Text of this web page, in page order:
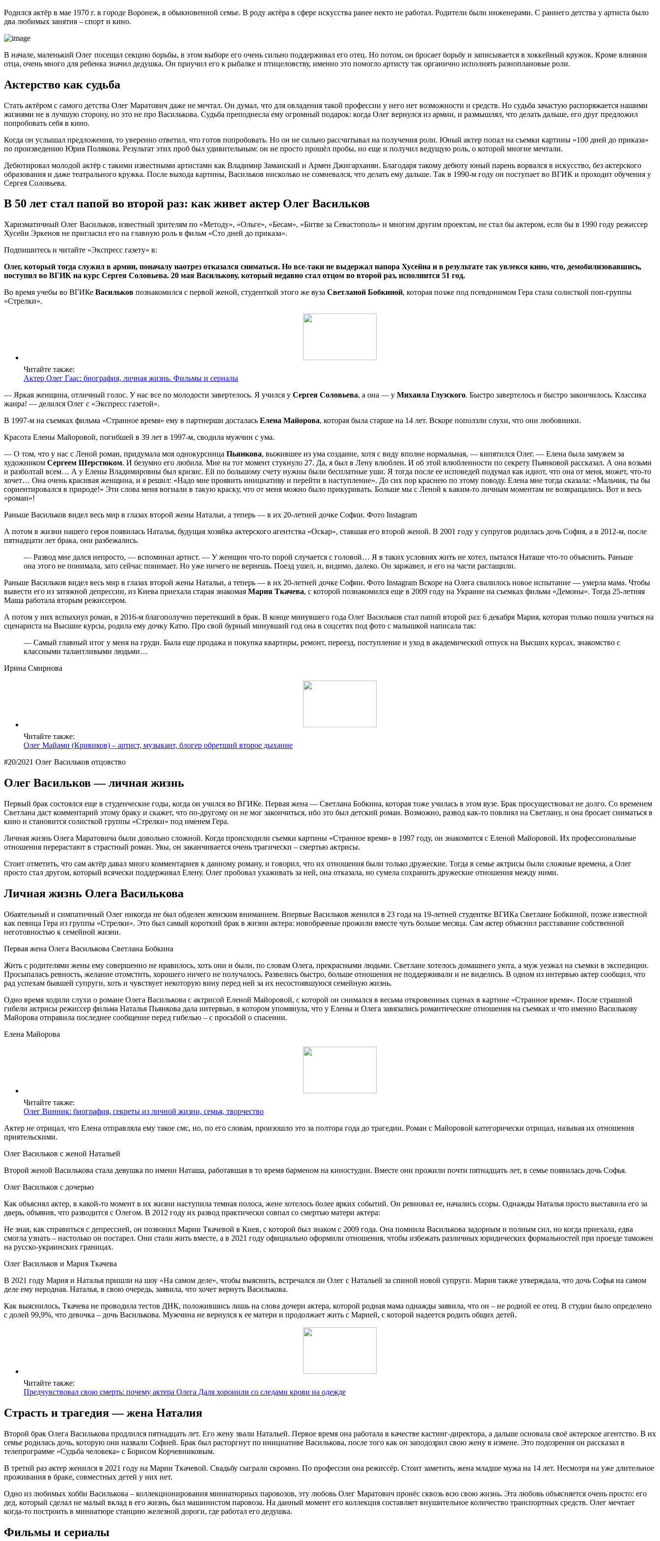
Родился актёр в мае 1970 г. в городе Воронеж, в обыкновенной семье. В роду актёра в сфере искусства ранее некто не работал. Родители были инженерами. С раннего детства у артиста было
два любимых занятия – спорт и кино.
В начале, маленький Олег посещал секцию борьбы, в этом выборе его очень сильно поддерживал его отец. Но потом, он бросает борьбу и записывается в хоккейный кружок. Кроме влияния
отца, очень много для ребенка значил дедушка. Он приучил его к рыбалке и птицеловству, именно это помогло артисту так органично исполнять разноплановые роли.
Актерство как судьба
Стать актёром с самого детства Олег Маратович даже не мечтал. Он думал, что для овладения такой профессии у него нет возможности и средств. Но судьба зачастую распоряжается нашими
жизнями не в лучшую сторону, но это не про Василькова. Судьба преподнесла ему огромный подарок: когда Олег вернулся из армии, и размышлял, что делать дальше, его друг предложил
попробовать себя в кино.
Когда он услышал предложения, то уверенно ответил, что готов попробовать. Но он не сильно рассчитывал на получения роли. Юный актер попал на съемки картины «100 дней до приказа»
по произведению Юрия Полякова. Результат этих проб был удивительным: он не просто прошёл пробы, но еще и получил ведущую роль, о которой многие мечтали.
Дебютировал молодой актёр с такими известными артистами как Владимир Заманский и Армен Джигарханян. Благодаря такому дебюту юный парень ворвался в искусство, без актерского
образования и даже театрального кружка. После выхода картины, Васильков нисколько не сомневался, что делать ему дальше. Так в 1990-м году он поступает во ВГИК и проходит обучения у
Сергея Соловьева.
В 50 лет стал папой во второй раз: как живет актер Олег Васильков
Харизматичный Олег Васильков, известный зрителям по «Методу», «Ольге», «Бесам», «Битве за Севастополь» и многим другим проектам, не стал бы актером, если бы в 1990 году режиссер
Хусейн Эркенов не пригласил его на главную роль в фильм «Сто дней до приказа».
Подпишитесь и читайте «Экспресс газету» в:
Олег, который тогда служил в армии, поначалу наотрез отказался сниматься. Но все-таки не выдержал напора Хусейна и в результате так увлекся кино, что, демобилизовавшись,
поступил во ВГИК на курс Сергея Соловьева. 20 мая Василькову, который недавно стал отцом во второй раз, исполнится 51 год.
Во время учебы во ВГИКе Васильков познакомился с первой женой, студенткой этого же вуза Светланой Бобкиной, которая позже под псевдонимом Гера стала солисткой поп-группы
«Стрелки».
Читайте также:
Актер Олег Гаас: биография, личная жизнь. Фильмы и сериалы
— Яркая женщина, отличный голос. У нас все по молодости завертелось. Я учился у Сергея Соловьева, а она — у Михаила Глузского. Быстро завертелось и быстро закончилось. Классика
жанра! — делился Олег с «Экспресс газетой».
В 1997-м на съемках фильма «Странное время» ему в партнерши досталась Елена Майорова, которая была старше на 14 лет. Вскоре поползли слухи, что они любовники.
Красота Елены Майоровой, погибшей в 39 лет в 1997-м, сводила мужчин с ума.
— О том, что у нас с Леной роман, придумала моя однокурсница Пьянкова, выжившее из ума создание, хотя с виду вполне нормальная, — кипятился Олег. — Елена была замужем за
художником Сергеем Шерстюком. И безумно его любила. Мне на тот момент стукнуло 27. Да, я был в Лену влюблен. И об этой влюбленности по секрету Пьянковой рассказал. А она возьми
и разболтай всем… А у Елены Владимировны был кризис. Ей по большому счету нужны были бесплатные уши. Я тогда после ее исповедей подумал как идиот, что она от меня, может, что-то
хочет… Она очень красивая женщина, и я решил: «Надо мне проявить инициативу и перейти в наступление». До сих пор краснею по этому поводу. Елена мне тогда сказала: «Мальчик, ты бы
сориентировался в природе!» Эти слова меня вогнали в такую краску, что от меня можно было прикуривать. Больше мы с Леной к каким-то личным моментам не возвращались. Вот и весь
«роман»!
Раньше Васильков видел весь мир в глазах второй жены Натальи, а теперь — в их 20-летней дочке Софии. Фото Instagram
А потом в жизни нашего героя появилась Наталья, будущая хозяйка актерского агентства «Оскар», ставшая его второй женой. В 2001 году у супругов родилась дочь София, а в 2012-м, после
пятнадцати лет брака, они разбежались.
— Развод мне дался непросто, — вспоминал артист. — У женщин что-то порой случается с головой… Я в таких условиях жить не хотел, пытался Наташе что-то объяснить. Раньше
она этого не понимала, зато сейчас понимает. Но уже ничего не вернешь. Поезд ушел, и, видимо, далеко. Он заржавел, и его на части растащили.
Раньше Васильков видел весь мир в глазах второй жены Натальи, а теперь — в их 20-летней дочке Софии. Фото Instagram Вскоре на Олега свалилось новое испытание — умерла мама. Чтобы
вывести его из затяжной депрессии, из Киева приехала старая знакомая Мария Ткачева, с которой познакомился еще в 2009 году на Украине на съемках фильма «Демоны». Тогда 25-летняя
Маша работала вторым режиссером.
А потом у них вспыхнул роман, в 2016-м благополучно перетекший в брак. В конце минувшего года Олег Васильков стал папой второй раз: 6 декабря Мария, которая только пошла учиться на
сценариста на Высшие курсы, родила ему дочку Катю. Про свой бурный минувший год она в соцсетях под фото с малышкой написала так:
— Самый главный итог у меня на груди. Была еще продажа и покупка квартиры, ремонт, переезд, поступление и уход в академический отпуск на Высших курсах, знакомство с
классными талантливыми людьми…
Ирина Смирнова
Читайте также:
Олег Майами (Кривиков) – артист, музыкант, блогер обретший второе дыхание
#20/2021 Олег Васильков отцовство
Олег Васильков ― личная жизнь
Первый брак состоялся еще в студенческие годы, когда он учился во ВГИКе. Первая жена — Светлана Бобкина, которая тоже училась в этом вузе. Брак просуществовал не долго. Со временем
Светлана даст комментарий этому браку и скажет, что по-другому он не мог закончиться, ибо это был детский роман. Возможно, развод как-то повлиял на Светлану, и она бросает сниматься в
кино и становится солисткой группы «Стрелки» под именем Гера.
Личная жизнь Олега Маратовича были довольно сложной. Когда происходили съемки картины «Странное время» в 1997 году, он знакомится с Еленой Майоровой. Их профессиональные
отношения перерастают в страстный роман. Увы, он заканчивается очень трагически – смертью актрисы.
Стоит отметить, что сам актёр давал много комментариев к данному роману, и говорил, что их отношения были только дружеские. Тогда в семье актрисы были сложные времена, а Олег
просто стал другом, который всячески поддерживал Елену. Олег пробовал ухаживать за ней, она отказала, но сумела сохранить дружеские отношения между ними.
Личная жизнь Олега Василькова
Обаятельный и симпатичный Олег никогда не был обделен женским вниманием. Впервые Васильков женился в 23 года на 19-летней студентке ВГИКа Светлане Бобкиной, позже известной
как певица Гера из группы «Стрелки». Это был самый короткий брак в жизни актера: новобрачные прожили вместе чуть больше месяца. Сам актер объяснил расставание собственной
неготовностью к семейной жизни.
Первая жена Олега Василькова Светлана Бобкина
Жить с родителями жены ему совершенно не нравилось, хоть они и были, по словам Олега, прекрасными людьми. Светлане хотелось домашнего уюта, а муж уезжал на съемки в экспедиции.
Просыпалась ревность, желание отомстить, хорошего ничего не получалось. Развелись быстро, больше отношения не поддерживали и не виделись. В одном из интервью актер сообщил, что
рад успехам бывшей супруги, хоть и чувствует некоторую вину перед ней за их несостоявшуюся семейную жизнь.
Одно время ходили слухи о романе Олега Василькова с актрисой Еленой Майоровой, с которой он снимался в весьма откровенных сценах в картине «Странное время». После страшной
гибели актрисы режиссер фильма Наталья Пьянкова дала интервью, в котором упомянула, что у Елены и Олега завязались романтические отношения на съемках и что именно Василькову
Майорова отправила последнее сообщение перед гибелью – с просьбой о спасении.
Елена Майорова
Читайте также:
Олег Винник: биография, секреты из личной жизни, семья, творчество
Актер не отрицал, что Елена отправляла ему такое смс, но, по его словам, произошло это за полтора года до трагедии. Роман с Майоровой категорически отрицал, называя их отношения
приятельскими.
Олег Васильков с женой Натальей
Второй женой Василькова стала девушка по имени Наташа, работавшая в то время барменом на киностудии. Вместе они прожили почти пятнадцать лет, в семье появилась дочь Софья.
Олег Васильков с дочерью
Как объяснял актер, в какой-то момент в их жизни наступила темная полоса, жене хотелось более ярких событий. Он ревновал ее, начались ссоры. Однажды Наталья просто выставила его за
дверь, объявив, что разводится с Олегом. В 2012 году их развод практически совпал со смертью матери актера:
Не зная, как справиться с депрессией, он позвонил Марии Ткачевой в Киев, с которой был знаком с 2009 года. Она помнила Василькова задорным и полным сил, но когда приехала, едва
смогла узнать – настолько он постарел. Они стали жить вместе, а в 2021 году официально оформили отношения, чтобы избежать различных юридических формальностей при проезде таможен
на русско-украинских границах.
Олег Васильков и Мария Ткачева
В 2021 году Мария и Наталья пришли на шоу «На самом деле», чтобы выяснить, встречался ли Олег с Натальей за спиной новой супруги. Мария также утверждала, что дочь Софья на самом
деле ему неродная. Наталья, в свою очередь, заявила, что хочет вернуть Василькова.
Как выяснилось, Ткачева не проводила тестов ДНК, положившись лишь на слова дочери актера, которой родная мама однажды заявила, что он – не родной ее отец. В студии было определено
с долей 99,9%, что девочка – дочь Василькова. Мужчина не вернулся к ее матери и продолжает жить с Марией, с которой надеется родить общих детей.
Читайте также:
Предчувствовал свою смерть: почему актера Олега Даля хоронили со следами крови на одежде
Страсть и трагедия ― жена Наталия
Второй брак Олега Василькова продлился пятнадцать лет. Его жену звали Натальей. Первое время она работала в качестве кастинг-директора, а дальше основала своё актерское агентство. В их
семье родилась дочь, которую они назвали Софией. Брак был расторгнут по инициативе Василькова, после того как он заподозрил свою жену в измене. Это подозрения он рассказал в
телепрограмме «Судьба человека» с Борисом Корчевниковым.
В третий раз актер женился в 2021 году на Марии Ткачевой. Свадьбу сыграли скромно. По профессии она режиссёр. Стоит заметить, жена младше мужа на 14 лет. Несмотря на уже длительное
проживания в браке, совместных детей у них нет.
Одно из любимых хобби Василькова – коллекционирования миниатюрных паровозов, эту любовь Олег Маратович пронёс сквозь всю свою жизнь. Эта любовь объясняется очень просто: его
дед, который сделал не малый вклад в его жизнь, был машинистом паровоза. На данный момент его коллекция составляет внушительное количество транспортных средств. Олег мечтает
когда-то построить в миниатюре станцию железной дороги, где работал его дедушка.
Фильмы и сериалы